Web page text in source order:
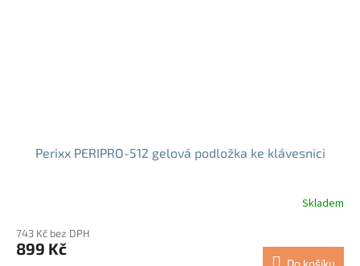
Perixx PERIPRO-512 gelová podložka ke klávesnici
Skladem
743 Kč bez DPH
899 Kč